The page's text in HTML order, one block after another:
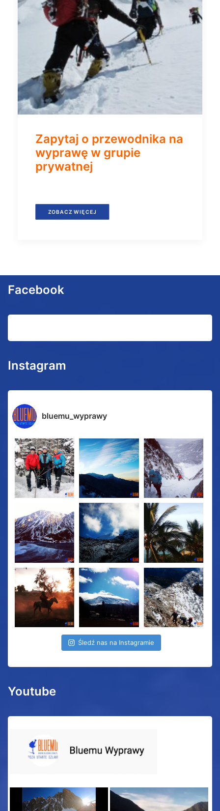
Zapytaj o przewodnika na
wyprawę w grupie
prywatnej
ZOBACZ WIĘCEJ
Facebook
Instagram
bluemu_wyprawy
Śledź nas na Instagramie
Youtube